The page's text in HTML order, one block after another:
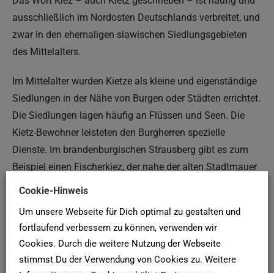
ausschließlich im Nordosten Deutschlands verbreitet, und
zwar in den ehemaligen slawischen Siedlungsgebieten
des Mittelalters.
Im Mittelalter wurden Kietze als kleine und eigenständige
Siedlungen in der Nähe von Burgen oder Städten errichtet.
Die Siedlungen lagen häufig an Flüssen und Seen. Die
Kietz-Bewohner leisteten den Burgherren spezielle
Dienste. Im brandenburgischen Strausberg gibt es zum
Beispiel einen Fischerkiez, der nahe der alten Stadtmauer
Die ursprüngliche Wortherkunft ist bis heute nicht
eindeutig geklärt. Es kann slawischen oder deutschen
Ursprungs sein. Wäre der Ursprung deutsch, so würde sich
das Wort von den altdeutschen WörternKober
Cookie-Hinweis
Um unsere Webseite für Dich optimal zu gestalten und
fortlaufend verbessern zu können, verwenden wir
Cookies. Durch die weitere Nutzung der Webseite
stimmst Du der Verwendung von Cookies zu. Weitere